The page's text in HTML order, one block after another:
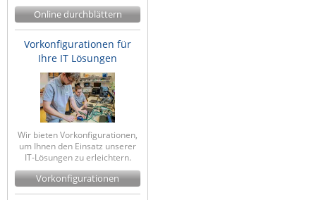
Online durchblättern
Vorkonfigurationen für
Ihre IT Lösungen
Wir bieten Vorkonfigurationen,
um Ihnen den Einsatz unserer
IT-Lösungen zu erleichtern.
Vorkonfigurationen